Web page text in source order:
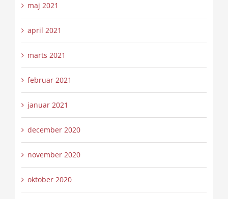
maj 2021
april 2021
marts 2021
februar 2021
januar 2021
december 2020
november 2020
oktober 2020